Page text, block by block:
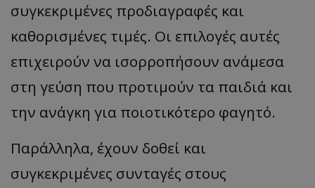
συγκεκριμένες προδιαγραφές και
καθορισμένες τιμές. Οι επιλογές αυτές
επιχειρούν να ισορροπήσουν ανάμεσα
στη γεύση που προτιμούν τα παιδιά και
την ανάγκη για ποιοτικότερο φαγητό.
Παράλληλα, έχουν δοθεί και
συγκεκριμένες συνταγές στους